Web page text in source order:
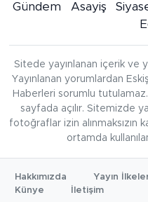
Gündem Asayiş
Sitede yayınlanan içerik ve
Yayınlanan yorumlardan
Haberleri sorumlu
sayfada açılır. Sitemizde
fotoğraflar izin alınmaksızın
ortamda
Hakkımızda
Yayın
Künye
İletişim